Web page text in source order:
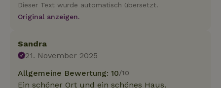
Dieser Text wurde automatisch übersetzt.
Original anzeigen.
Sandra
21. November 2025
Allgemeine Bewertung: 10/10
Ein schöner Ort und ein schönes Haus.